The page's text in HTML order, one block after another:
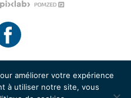
améliorer votre expérience
à utiliser notre site, vous